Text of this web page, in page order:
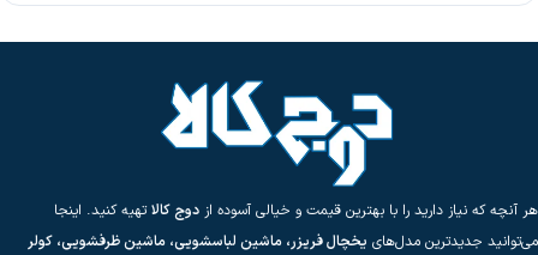
هر آنچه که نیاز دارید را با بهترین قیمت و خیالی آسوده از دوج کالاتهیه کنید. اینجا
می‌توانید جدیدترین مدل‌های یخچال فریزر، ماشین لباسشویی، ماشین ظرفشویی، کولر